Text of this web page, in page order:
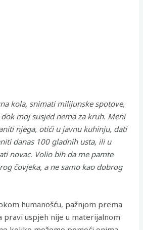
kola, snimati milijunske spotove,
moj susjed nema za kruh. Meni
njega, otići u javnu kuhinju, dati
danas 100 gladnih usta, ili u
novac. Volio bih da me pamte
čovjeka, a ne samo kao dobrog
humanošću, pažnjom prema
pravi uspjeh nije u materijalnom